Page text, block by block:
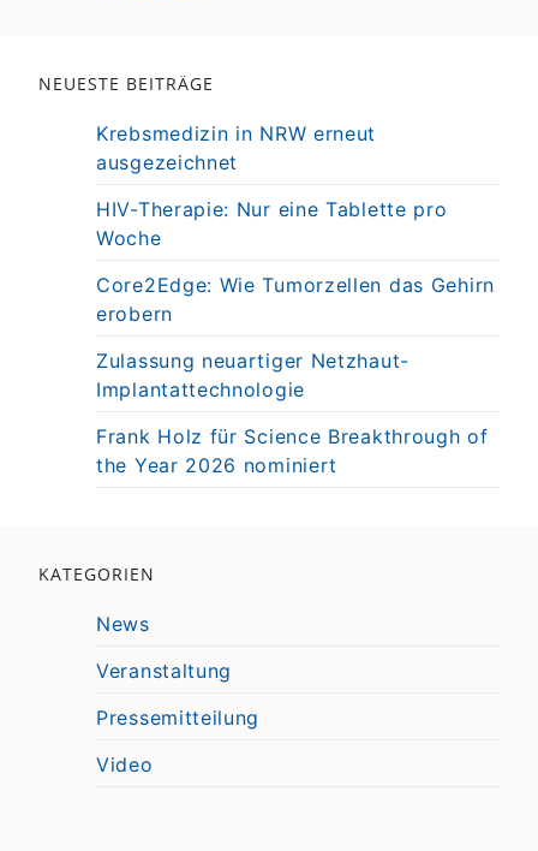
NEUESTE BEITRÄGE
Krebsmedizin in NRW erneut
ausgezeichnet
HIV-Therapie: Nur eine Tablette pro
Woche
Core2Edge: Wie Tumorzellen das Gehirn
erobern
Zulassung neuartiger Netzhaut-
Implantattechnologie
Frank Holz für Science Breakthrough of
the Year 2026 nominiert
KATEGORIEN
News
Veranstaltung
Pressemitteilung
Video